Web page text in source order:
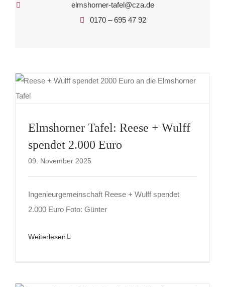
elmshorner-tafel@cza.de
0170 – 695 47 92
Elmshorner Tafel: Reese + Wulff
spendet 2.000 Euro
09. November 2025
Ingenieurgemeinschaft Reese + Wulff spendet
2.000 Euro Foto: Günter
Weiterlesen